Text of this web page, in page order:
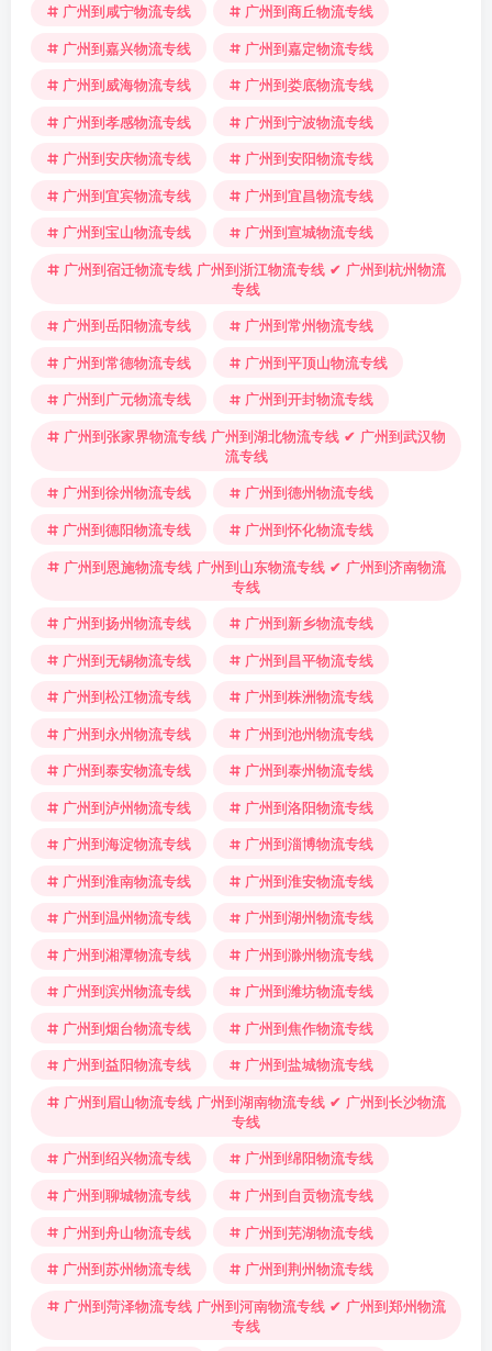
广州到咸宁物流专线
广州到商丘物流专线
广州到嘉兴物流专线
广州到嘉定物流专线
广州到威海物流专线
广州到娄底物流专线
广州到孝感物流专线
广州到宁波物流专线
广州到安庆物流专线
广州到安阳物流专线
广州到宜宾物流专线
广州到宜昌物流专线
广州到宝山物流专线
广州到宣城物流专线
广州到宿迁物流专线 广州到浙江物流专线 ✔ 广州到杭州物流
专线
广州到岳阳物流专线
广州到常州物流专线
广州到常德物流专线
广州到平顶山物流专线
广州到广元物流专线
广州到开封物流专线
广州到张家界物流专线 广州到湖北物流专线 ✔ 广州到武汉物
流专线
广州到徐州物流专线
广州到德州物流专线
广州到德阳物流专线
广州到怀化物流专线
广州到恩施物流专线 广州到山东物流专线 ✔ 广州到济南物流
专线
广州到扬州物流专线
广州到新乡物流专线
广州到无锡物流专线
广州到昌平物流专线
广州到松江物流专线
广州到株洲物流专线
广州到永州物流专线
广州到池州物流专线
广州到泰安物流专线
广州到泰州物流专线
广州到泸州物流专线
广州到洛阳物流专线
广州到海淀物流专线
广州到淄博物流专线
广州到淮南物流专线
广州到淮安物流专线
广州到温州物流专线
广州到湖州物流专线
广州到湘潭物流专线
广州到滁州物流专线
广州到滨州物流专线
广州到潍坊物流专线
广州到烟台物流专线
广州到焦作物流专线
广州到益阳物流专线
广州到盐城物流专线
广州到眉山物流专线 广州到湖南物流专线 ✔ 广州到长沙物流
专线
广州到绍兴物流专线
广州到绵阳物流专线
广州到聊城物流专线
广州到自贡物流专线
广州到舟山物流专线
广州到芜湖物流专线
广州到苏州物流专线
广州到荆州物流专线
广州到菏泽物流专线 广州到河南物流专线 ✔ 广州到郑州物流
专线